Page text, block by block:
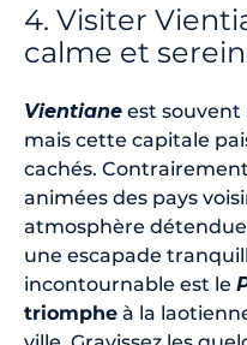
4. Visiter
calme et
Vientiane est souvent
mais cette capitale
cachés.
animées des pays
atmosphère
une escapade
incontournable est le
triomphe à la